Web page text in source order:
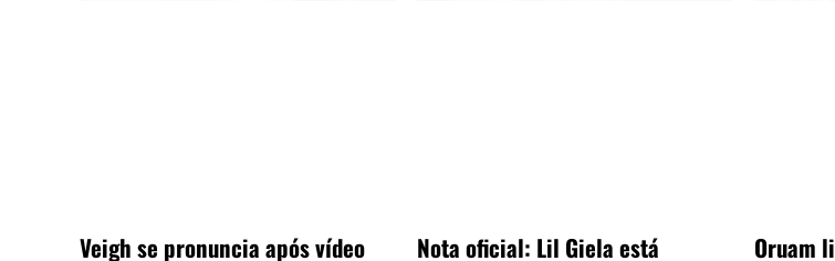
Veigh se pronuncia após vídeo Nota oficial: Lil Giela está Oruam